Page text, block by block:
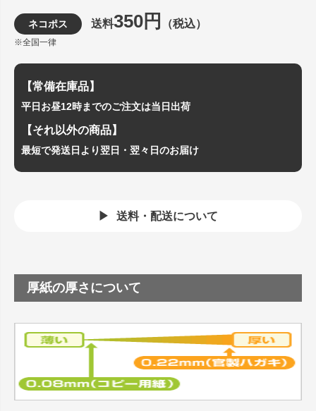
ネコポス 送料350円 （税込）
※全国一律
【常備在庫品】
平日お昼12時までのご注文は当日出荷
【それ以外の商品】
最短で発送日より翌日・翌々日のお届け
送料・配送について
厚紙の厚さについて